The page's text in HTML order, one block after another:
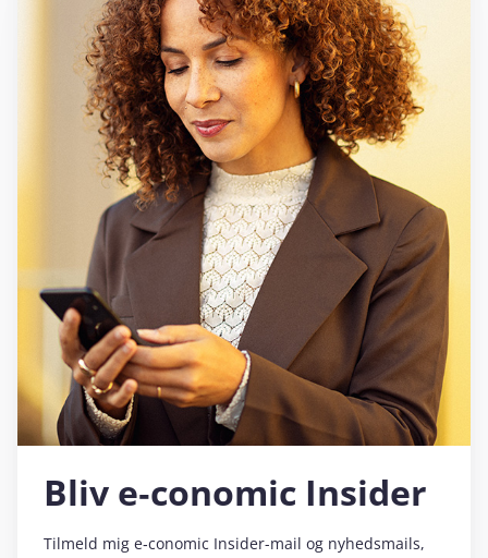
Bliv e‑conomic Insider
Tilmeld mig e‑conomic Insider-mail og nyhedsmails,